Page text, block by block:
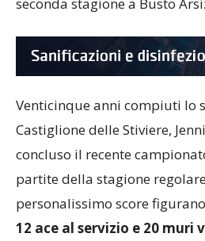
Venticinque anni compiuti lo
Castiglione delle Stiviere,
concluso il recente
partite della stagione
personalissimo score figurano
12 ace al servizio e 20 muri